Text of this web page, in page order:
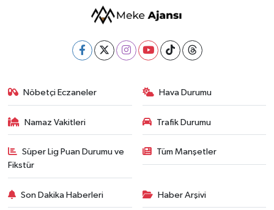
Nöbetçi Eczaneler Hava Durumu
Namaz Vakitleri Trafik Durumu
Süper Lig Puan Durumu ve
Fikstür
Tüm Manşetler
Son Dakika Haberleri Haber Arşivi